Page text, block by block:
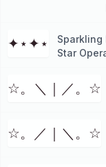
✦⋆✦⋆
Sparkling
Star
☆。＼｜／。☆
☆。／｜＼。☆